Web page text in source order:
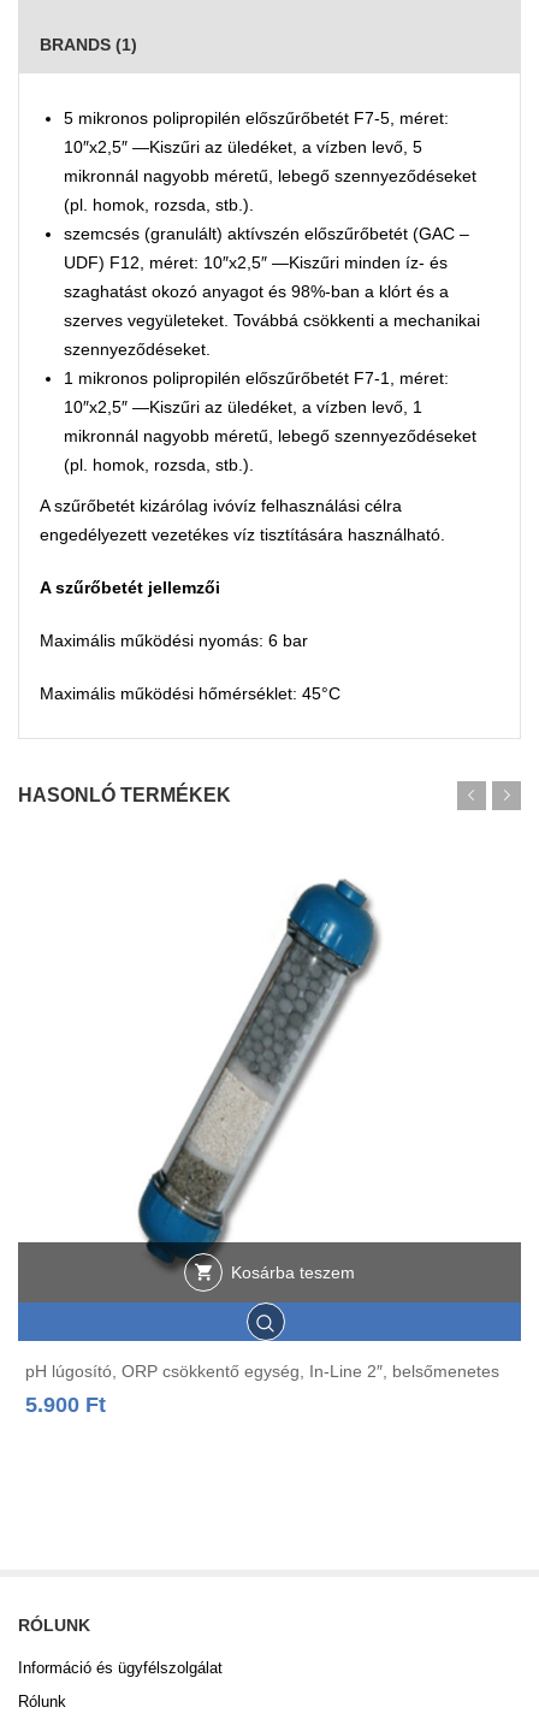
BRANDS (1)
5 mikronos polipropilén előszűrőbetét F7-5, méret:
10″x2,5″ —Kiszűri az üledéket, a vízben levő, 5
mikronnál nagyobb méretű, lebegő szennyeződéseket
(pl. homok, rozsda, stb.).
szemcsés (granulált) aktívszén előszűrőbetét (GAC –
UDF) F12, méret: 10″x2,5″ —Kiszűri minden íz- és
szaghatást okozó anyagot és 98%-ban a klórt és a
szerves vegyületeket. Továbbá csökkenti a mechanikai
szennyeződéseket.
1 mikronos polipropilén előszűrőbetét F7-1, méret:
10″x2,5″ —Kiszűri az üledéket, a vízben levő, 1
mikronnál nagyobb méretű, lebegő szennyeződéseket
(pl. homok, rozsda, stb.).
A szűrőbetét kizárólag ivóvíz felhasználási célra
engedélyezett vezetékes víz tisztítására használható.
A szűrőbetét jellemzői
Maximális működési nyomás: 6 bar
Maximális működési hőmérséklet: 45°C
HASONLÓ TERMÉKEK
Kosárba teszem
pH lúgosító, ORP csökkentő egység, In-Line 2″, belsőmenetes
5.900 Ft
RÓLUNK
Információ és ügyfélszolgálat
Rólunk